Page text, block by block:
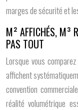
marges de sécurité et
M² AFFICHÉS, M³
PAS TOUT
Lorsque vous
affichent
convention
réalité volumétrique